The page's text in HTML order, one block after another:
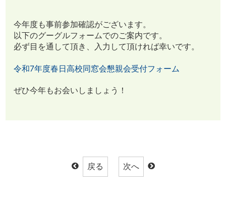
今年度も事前参加確認がございます。
以下のグーグルフォームでのご案内です。
必ず目を通して頂き、入力して頂ければ幸いです。
令和7年度春日高校同窓会懇親会受付フォーム
ぜひ今年もお会いしましょう！